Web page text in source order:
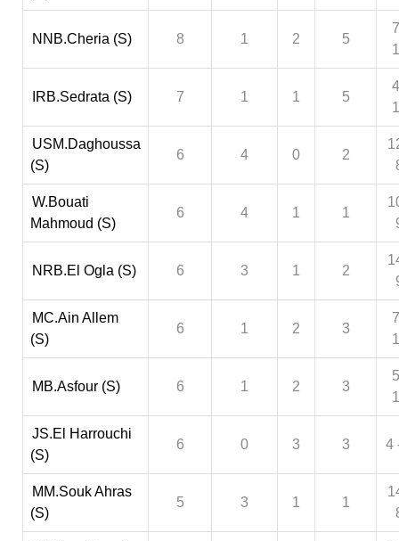
NNB.Cheria (S) 8 1 2 5
IRB.Sedrata (S) 7 1 1 5
USM.Daghoussa
(S)
6 4 0 2
W.Bouati
Mahmoud (S)
6 4 1 1
NRB.El Ogla (S) 6 3 1 2
MC.Ain Allem
(S)
6 1 2 3
MB.Asfour (S) 6 1 2 3
JS.El Harrouchi
(S)
6 0 3 3 4
MM.Souk Ahras
(S)
5 3 1 1